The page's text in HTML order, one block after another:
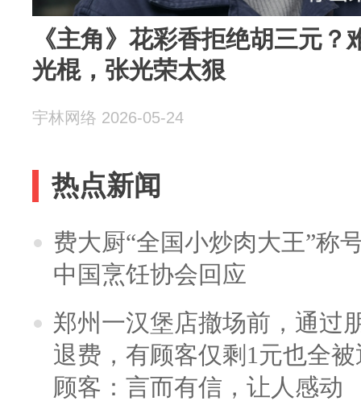
《主角》花彩香拒绝胡三元？
光棍，张光荣太狠
宇林网络 2026-05-24
热点新闻
费大厨“全国小炒肉大王”称
中国烹饪协会回应
郑州一汉堡店撤场前，通过
退费，有顾客仅剩1元也全
顾客：言而有信，让人感动